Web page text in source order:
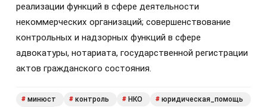
реализации функций в сфере деятельности
некоммерческих организаций; совершенствование
контрольных и надзорных функций в сфере
адвокатуры, нотариата, государственной регистрации
актов гражданского состояния.
# минюст # контроль # НКО # юридическая_помощь